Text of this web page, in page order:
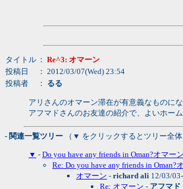
タイトル ： Re^3: オマーン
投稿日
： 2012/03/07(Wed) 23:54
投稿者
： るる
アリさんのオマーン滞在が有意義なものに
アフマドさんのお友達の紹介で、よいホー
- 関連一覧ツリー （▼ をクリックするとツリー全体
▼ - Do you have any friends in Oman?オマーン
Re: Do you have any friends in Oman?
オマーン - richard ali 12/03/
Re: オマーン - アフマド